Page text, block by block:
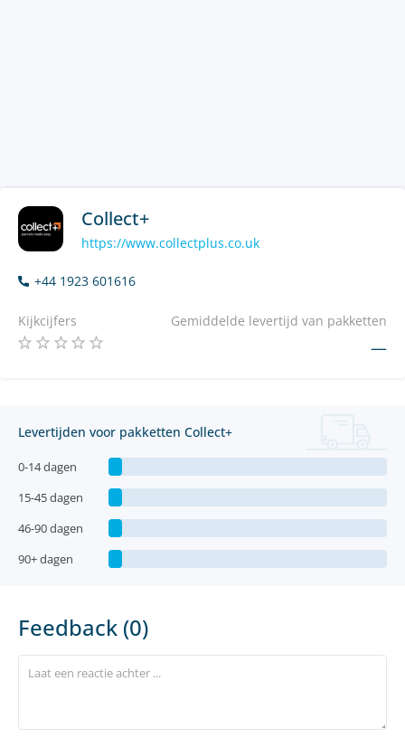
Collect+
https://www.collectplus.co.uk
+44 1923 601616
Kijkcijfers Gemiddelde levertijd van pakketten
—
Levertijden voor pakketten Collect+
0-14 dagen
15-45 dagen
46-90 dagen
90+ dagen
Feedback (0)